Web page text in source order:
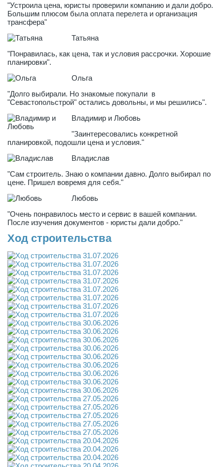
"Устроила цена, юристы проверили компанию и дали добро.
Большим плюсом была оплата перелета и организация
трансфера"
Татьяна
"Понравилась, как цена, так и условия рассрочки. Хорошие
планировки".
Ольга
"Долго выбирали. Но знакомые покупали в
"Севастопольстрой" остались довольны, и мы решились".
Владимир и Любовь
"Заинтересовались конкретной
планировкой, подошли цена и условия."
Владислав
"Сам строитель. Знаю о компании давно. Долго выбирал по
цене. Пришел вовремя для себя."
Любовь
"Очень понравилось место и сервис в вашей компании.
После изучения документов - юристы дали добро."
Ход строительства